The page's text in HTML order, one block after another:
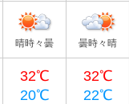
晴時々曇 曇時々晴
32℃
20℃
32℃
22℃